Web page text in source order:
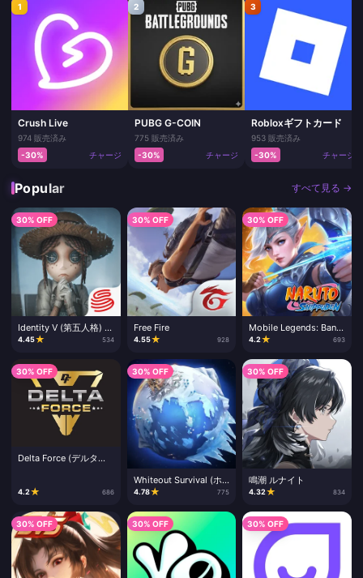
1
Crush Live
974 販売済み
-30%
チャージ
2
PUBG G-COIN
775 販売済み
-30%
チャージ
3
Robloxギフトカード
953 販売済み
-30%
チャージ
Popular すべて見る →
30% OFF
Identity V (第五人格) エ
コーチャージ
4.45★ 534
30% OFF
Free Fire
4.55★ 928
30% OFF
Mobile Legends: Bang
Bang
4.2★ 693
30% OFF
Delta Force (デルタフ
4.2★ 686
30% OFF
Whiteout Survival (ホ
ワイトアウト・サバイ
4.78★ 775
30% OFF
鳴潮 ルナイト
4.32★ 834
30% OFF 30% OFF 30% OFF